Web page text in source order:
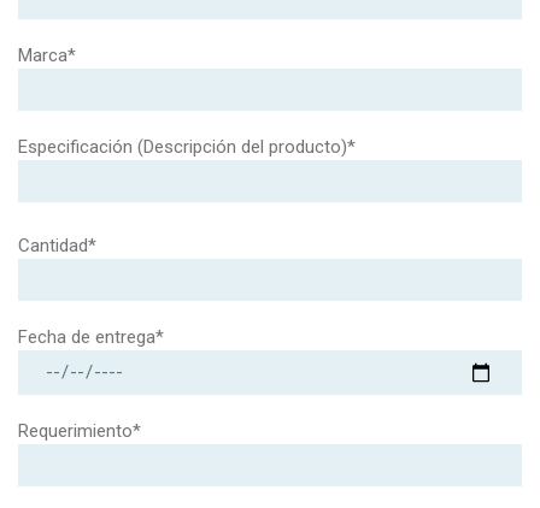
Marca*
Especificación (Descripción del producto)*
Cantidad*
Fecha de entrega*
Requerimiento*